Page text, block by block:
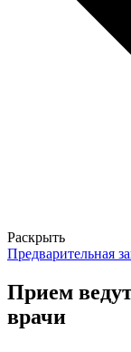
Раскрыть
Предварительная
Прием
врачи